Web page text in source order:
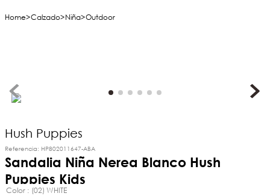
Calzado Niña Outdoor
Hush Puppies
Referencia: HP802011647-ABA
Sandalia Niña Nerea Blanco Hush
Puppies Kids
Color (02) WHITE